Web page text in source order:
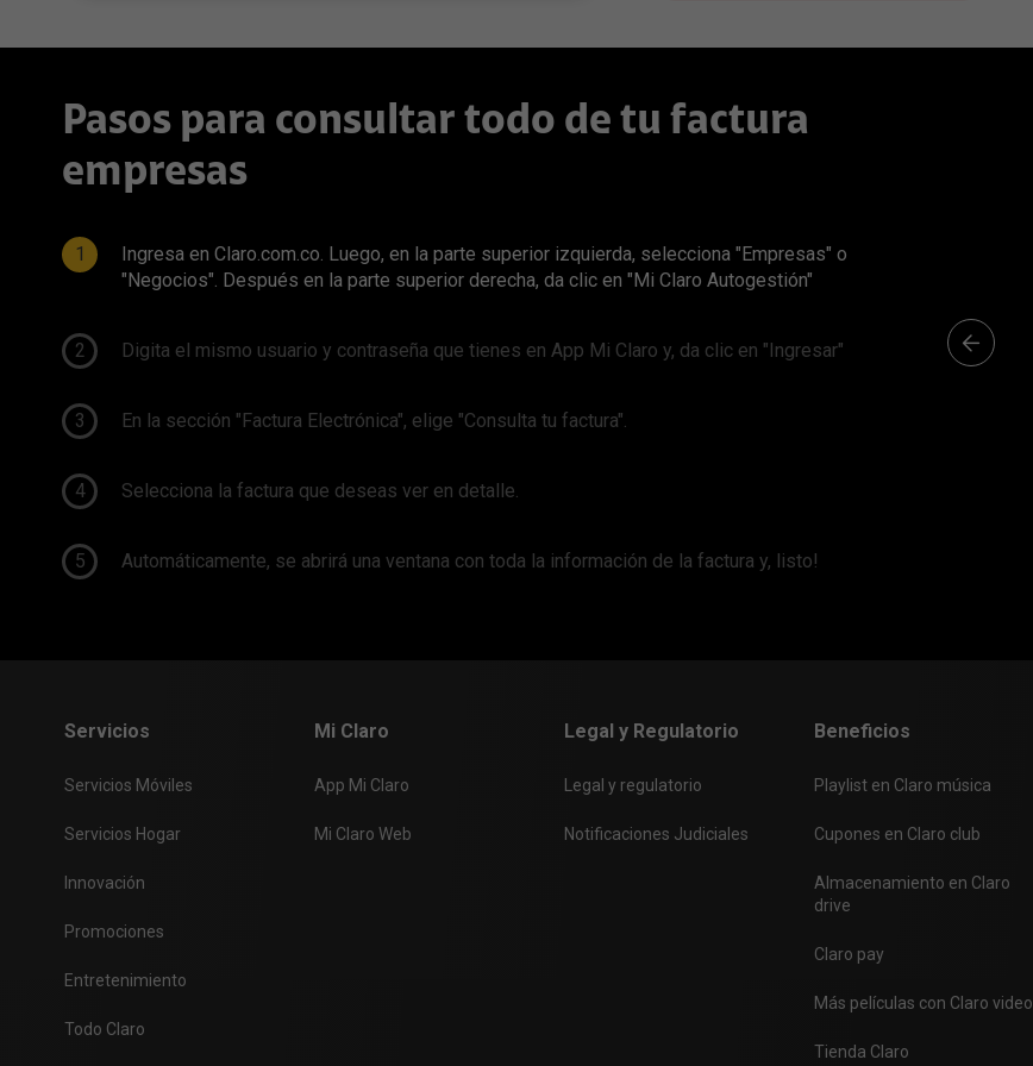
Planes de Televisión
Larga Distancia Internacional
Promociones
Vivo
Samsung Galaxy
Xiaomi
Menú principal
Autogestión
Preguntas Frecuentes
Soluciones Fijas
Comparador Planes y Tarifas
Soluciones Fijas
Cargos por Gestión de Cobranza
Pasos para consultar todo de tu factura
empresas
1
Ingresa en Claro.com.co. Luego, en la parte superior izquierda, selecciona "Empresas" o
"Negocios". Después en la parte superior derecha, da clic en "Mi Claro Autogestión"
2 Digita el mismo usuario y contraseña que tienes en App Mi Claro y, da clic en "Ingresar"
3 En la sección "Factura Electrónica", elige "Consulta tu factura".
4 Selecciona la factura que deseas ver en detalle.
5 Automáticamente, se abrirá una ventana con toda la información de la factura y, listo!
Servicios
Servicios Móviles
Servicios Hogar
Innovación
Promociones
Entretenimiento
Todo Claro
Mi Claro
App Mi Claro
Mi Claro Web
Legal y Regulatorio
Legal y regulatorio
Notificaciones Judiciales
Beneficios
Playlist en Claro música
Cupones en Claro club
Almacenamiento en Claro
drive
Claro pay
Más películas con Claro video
Tienda Claro